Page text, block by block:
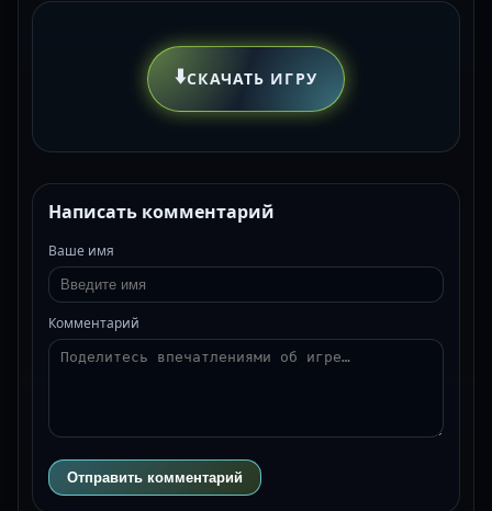
⬇️СКАЧАТЬ ИГРУ
Написать комментарий
Ваше имя
Комментарий
Отправить комментарий